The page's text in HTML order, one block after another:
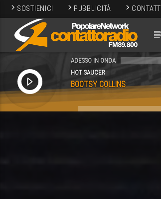
SOSTIENICI PUBBLICITÀ CONTATTI
ADESSO IN ONDA
HOT SAUCER
BOOTSY COLLINS